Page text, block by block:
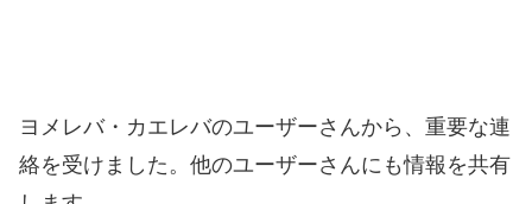
ヨメレバ・カエレバのユーザーさんから、重要な連
絡を受けました。他のユーザーさんにも情報を共有